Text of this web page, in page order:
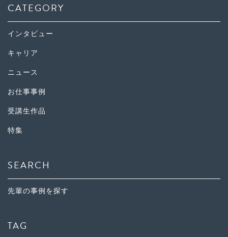
CATEGORY
インタビュー
キャリア
ニュース
お仕事事例
受講生作品
特集
SEARCH
先輩の事例を探す
TAG